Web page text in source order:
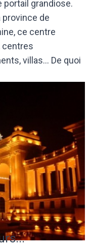
portail grandiose.
province de
ce centre
centres
villas… De quoi